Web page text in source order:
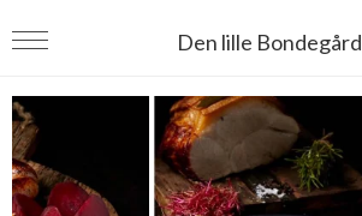
Den lille Bondegård